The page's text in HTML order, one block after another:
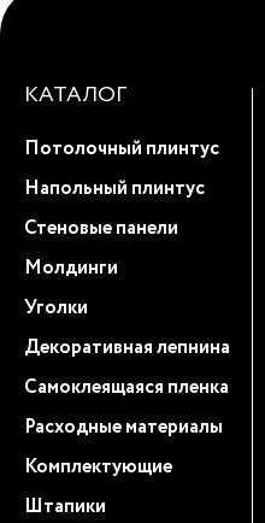
КАТАЛОГ
Потолочный плинтус
Напольный плинтус
Стеновые панели
Молдинги
Уголки
Декоративная лепнина
Самоклеящаяся пленка
Расходные материалы
Комплектующие
Штапики